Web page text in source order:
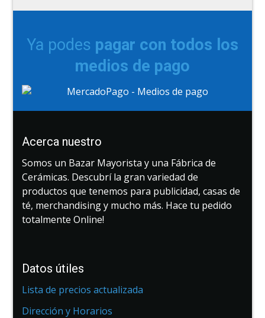
Ya podes pagar con todos los
medios de pago
Acerca nuestro
Somos un Bazar Mayorista y una Fábrica de
Cerámicas. Descubrí la gran variedad de
productos que tenemos para publicidad, casas de
té, merchandising y mucho más. Hace tu pedido
totalmente Online!
Datos útiles
Lista de precios actualizada
Dirección y Horarios